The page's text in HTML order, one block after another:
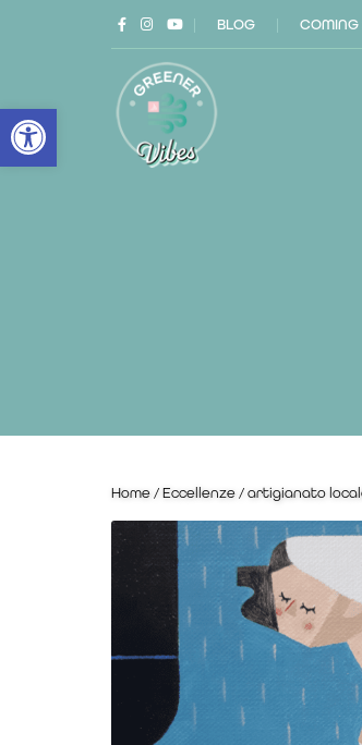
Open toolbar
BLOG COMING
Home / Eccellenze / artigianato